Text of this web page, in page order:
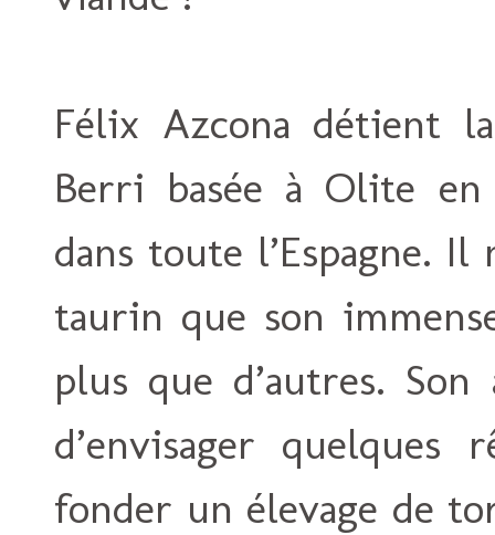
Félix Azcona détient
Berri basée à Olite
dans toute l’Espagne. Il
taurin que son
plus que d’autres.
d’envisager
fonder un élevage de